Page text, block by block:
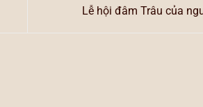
Lễ hội đâm Trâu của